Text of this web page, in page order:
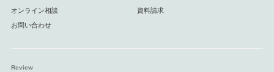
オンライン相談 資料請求
お問い合わせ